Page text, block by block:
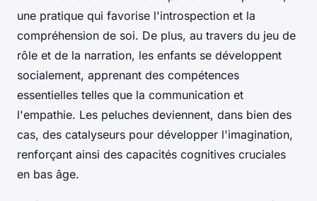
une pratique qui favorise l'introspection et la
compréhension de soi. De plus, au travers du jeu de
rôle et de la narration, les enfants se développent
socialement, apprenant des compétences
essentielles telles que la communication et
l'empathie. Les peluches deviennent, dans bien des
cas, des catalyseurs pour développer l'imagination,
renforçant ainsi des capacités cognitives cruciales
en bas âge.